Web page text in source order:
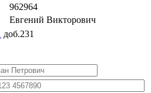
962964
Евгений Викторович
доб.231